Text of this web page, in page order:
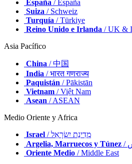
España / España
Suiza / Schweiz
Turquía / Türkiye
Reino Unido e Irlanda / UK &
Asia Pacífico
China / 中国
India / भारत गणराज्य
Paquistán / Pākistān
Vietnam / Việt Nam
Asean / ASEAN
Medio Oriente y Africa
Israel
/ מְדִינַת יִשְׂרָאֵל
Argelia, Marruecos y Túnez
Oriente Medio / Middle East